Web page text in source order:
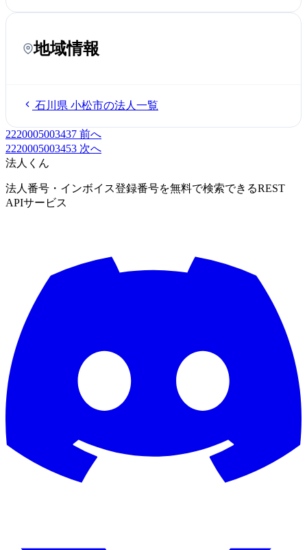
地域情報
石川県 小松市の法人一覧
2220005003437 前へ
2220005003453 次へ
法人くん
法人番号・インボイス登録番号を無料で検索できるREST
APIサービス